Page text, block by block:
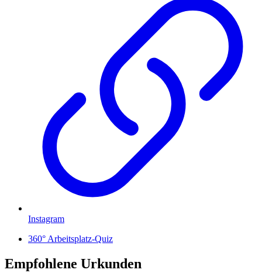
Instagram
360° Arbeitsplatz-Quiz
Empfohlene Urkunden